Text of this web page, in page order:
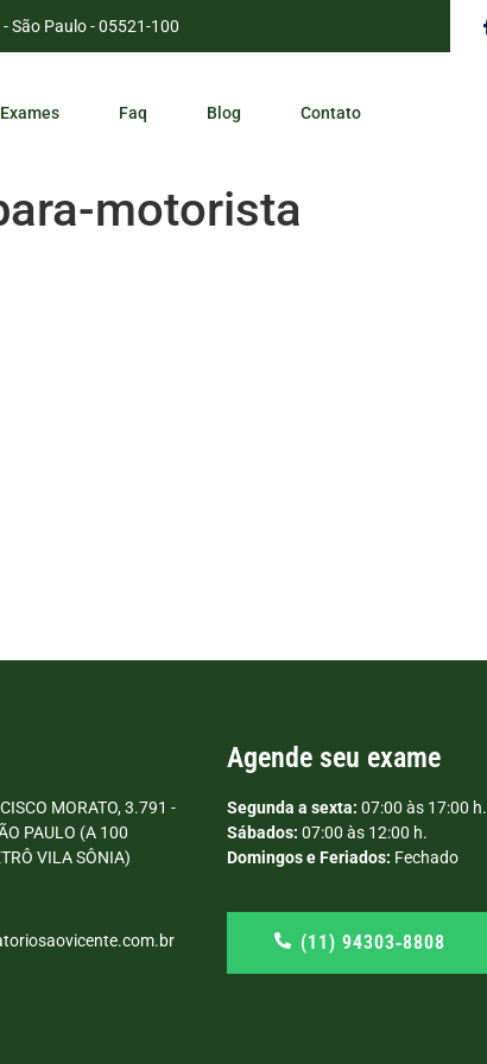
São Paulo - 05521-100
Exames Faq Blog Contato
motorista
MORATO, 3.791 -
PAULO (A 100
VILA SÔNIA)
Agende seu exame
Segunda a sexta: 07:00 às 17:00 h.
Sábados: 07:00 às 12:00 h.
Domingos e Feriados: Fechado
(11) 94303‑8808